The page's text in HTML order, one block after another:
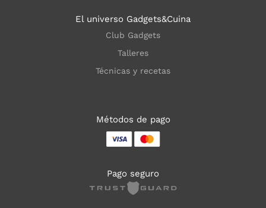
El universo Gadgets&Cuina
Club Gadgets
Talleres
Técnicas y recetas
Métodos de pago
Pago seguro